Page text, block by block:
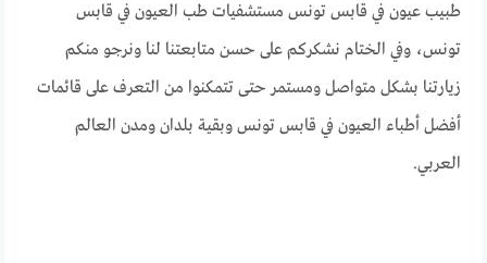
طبيب عيون في قابس تونس مستشفيات طب العيون في قابس
تونس، وفي الختام نشكركم على حسن متابعتنا لنا ونرجو منكم
زيارتنا بشكل متواصل ومستمر حتى تتمكنوا من التعرف على قائمات
أفضل أطباء العيون في قابس تونس وبقية بلدان ومدن العالم
العربي.